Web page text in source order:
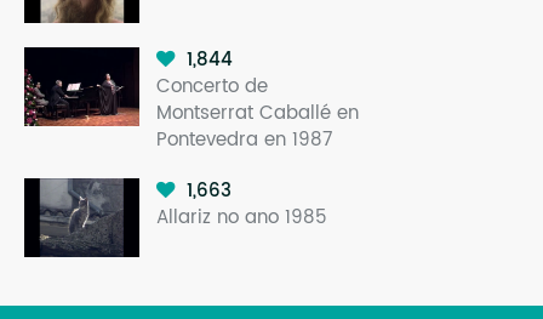
1,844
Concerto de
Montserrat Caballé en
Pontevedra en 1987
1,663
Allariz no ano 1985